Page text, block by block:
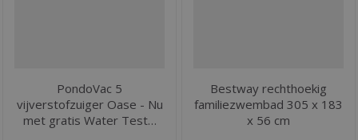
PondoVac 5
vijverstofzuiger Oase - Nu
met gratis Water Test…
Bestway rechthoekig
familiezwembad 305 x 183
x 56 cm